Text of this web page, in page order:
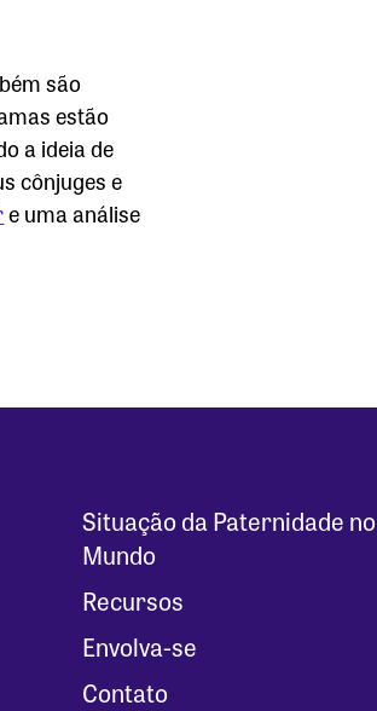
são
estão
a ideia de
cônjuges e
e uma análise
Situação da Paternidade no
Mundo
Recursos
Envolva-se
Contato